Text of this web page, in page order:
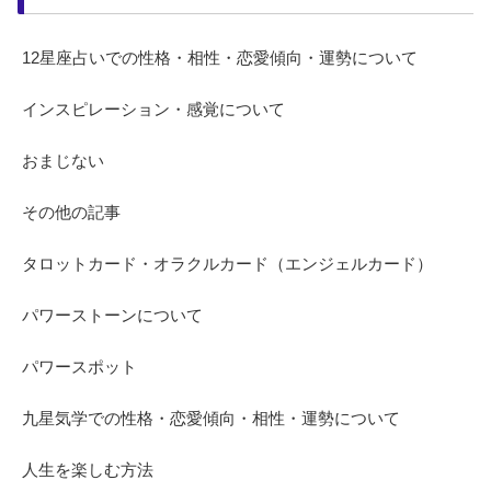
12星座占いでの性格・相性・恋愛傾向・運勢について
インスピレーション・感覚について
おまじない
その他の記事
タロットカード・オラクルカード（エンジェルカード）
パワーストーンについて
パワースポット
九星気学での性格・恋愛傾向・相性・運勢について
人生を楽しむ方法